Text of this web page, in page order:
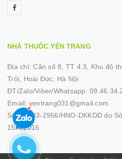
NHÀ THUỐC YẾN TRANG
Địa chỉ:Căn số 8, TT 4.3, Khu đô
Trôi, Hoài Đức, Hà Nội
ĐT/Zalo/Viber/Whatsapp:
Email: yentrang031@gmail.com
Số GP:03-2956/HNO-DKKDD do
15/4/2016